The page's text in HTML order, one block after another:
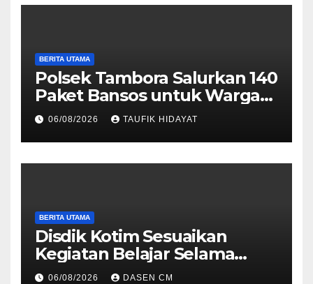
BERITA UTAMA
Polsek Tambora Salurkan 140
Paket Bansos untuk Warga
Slum Area, Wujud
Kepedulian Sambut HUT ke-
81 RI
06/08/2026 TAUFIK HIDAYAT
BERITA UTAMA
Disdik Kotim Sesuaikan
Kegiatan Belajar Selama
Musim Kemarau
06/08/2026 DASEN CM